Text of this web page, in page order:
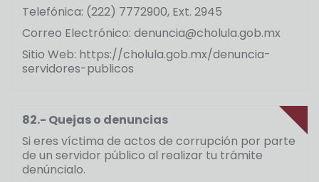
Telefónica: (222) 7772900, Ext. 2945
Correo Electrónico: denuncia@cholula.gob.mx
Sitio Web: https://cholula.gob.mx/denuncia-
servidores-publicos
82.- Quejas o denuncias
Si eres víctima de actos de corrupción por parte
de un servidor público al realizar tu trámite
denúncialo.